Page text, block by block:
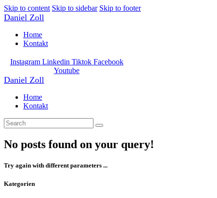
Skip to content Skip to sidebar Skip to footer
Daniel Zoll
Home
Kontakt
Instagram Linkedin Tiktok Facebook
Youtube
Daniel Zoll
Home
Kontakt
No posts found on your query!
Try again with different parameters ...
Kategorien